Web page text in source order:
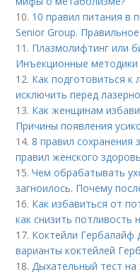
10. 10 правил питания в
Senior Group.
11. Плазмолифтинг или
Инъекционные методики
12. Как подготовиться к
исключить перед
13. Как женщинам
Причины появления
14.8 правил сохранения
правил женского
15.Чем обрабатывать
загноилось. Почему
16. Как избавиться от
как снизить потливость
17. Коктейли Гербалайф
варианты коктейлей
18.Дыхательный тест